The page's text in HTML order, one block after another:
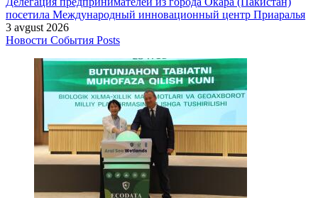
посетила Международный инновационный центр Приаралья
3 avgust 2026
Новости События Posts